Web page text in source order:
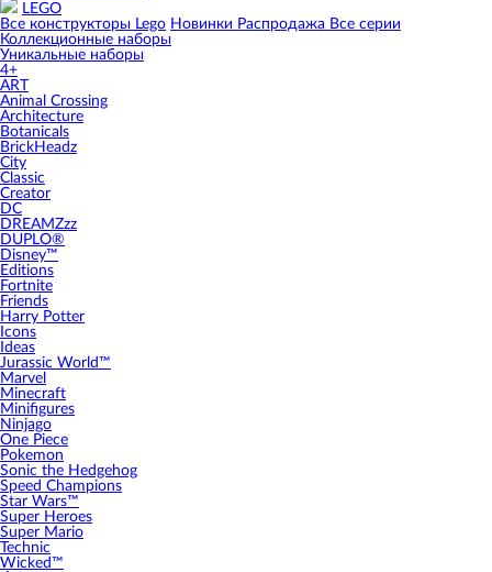
LEGO
Все конструкторы Lego Новинки Распродажа Все серии
Коллекционные наборы
Уникальные наборы
4+
ART
Animal Crossing
Architecture
Botanicals
BrickHeadz
City
Classic
Creator
DC
DREAMZzz
DUPLO®
Disney™
Editions
Fortnite
Friends
Harry Potter
Icons
Ideas
Jurassic World™
Marvel
Minecraft
Minifigures
Ninjago
One Piece
Pokemon
Sonic the Hedgehog
Speed Champions
Star Wars™
Super Heroes
Super Mario
Technic
Wicked™